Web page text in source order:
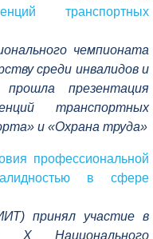
транспортных
чемпионата
среди инвалидов и
презентация
транспортных
и «Охрана труда»
профессиональной
в сфере
принял участие в
Х Национального